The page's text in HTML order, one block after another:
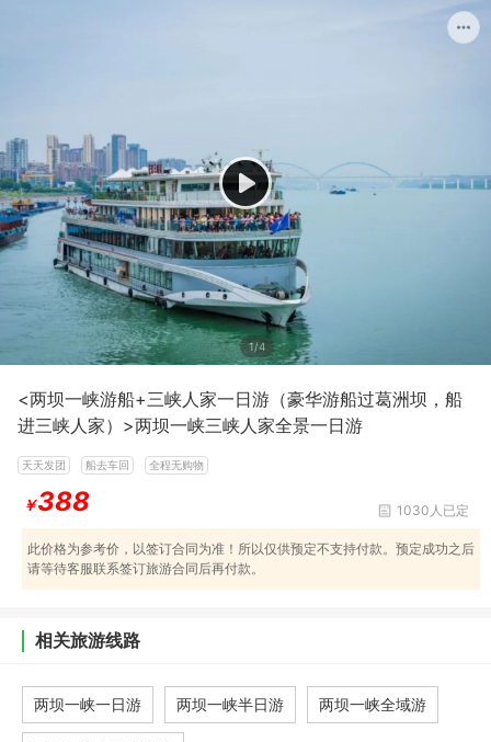
1/4
<两坝一峡游船+三峡人家一日游（豪华游船过葛洲坝，船
进三峡人家）>两坝一峡三峡人家全景一日游
天天发团 船去车回 全程无购物
￥388 1030人已定
此价格为参考价，以签订合同为准！所以仅供预定不支持付款。预定成功之后
请等待客服联系签订旅游合同后再付款。
相关旅游线路
两坝一峡一日游 两坝一峡半日游 两坝一峡全域游